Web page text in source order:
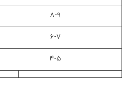
۸-۹
۶-۷
۴-۵